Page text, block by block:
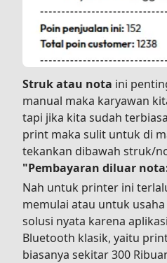
Struk atau nota ini
manual maka karyawan
tapi jika kita sudah
print maka sulit untuk di
tekankan dibawah struk/
"Pembayaran diluar
Nah untuk printer ini
memulai atau untuk
solusi nyata karena
Bluetooth klasik, yaitu
biasanya sekitar 300